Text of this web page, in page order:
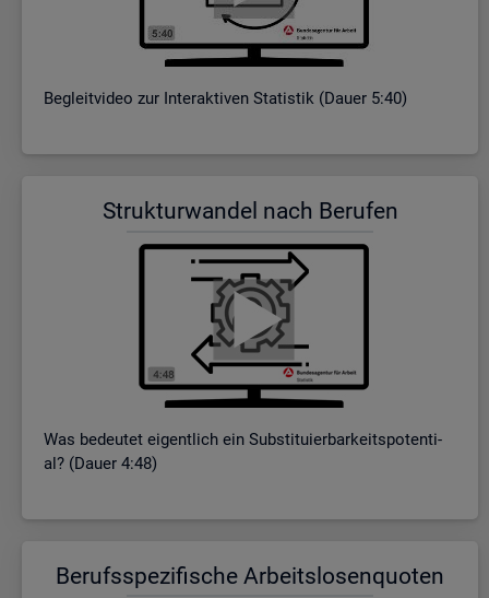
Be­gleit­vi­deo zur In­ter­ak­ti­ven Sta­tis­tik (Dauer 5:40)
Struk­tur­wan­del nach Be­ru­fen
Was be­deu­tet ei­gent­lich ein Sub­sti­tu­ier­bar­keits­po­ten­ti­
al? (Dauer 4:48)
Be­rufs­spe­zi­fi­sche Ar­beits­lo­sen­quo­ten